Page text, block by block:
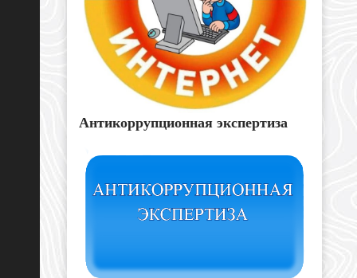
Антикоррупционная экспертиза